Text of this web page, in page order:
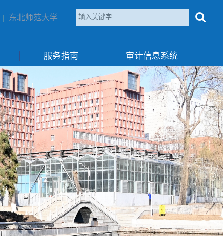
| 东北师范大学
服务指南 审计信息系统